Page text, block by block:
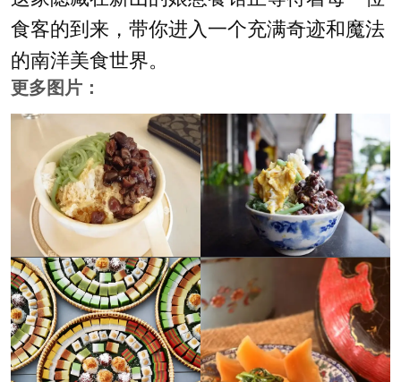
食客的到来，带你进入一个充满奇迹和魔法
的南洋美食世界。
更多图片：